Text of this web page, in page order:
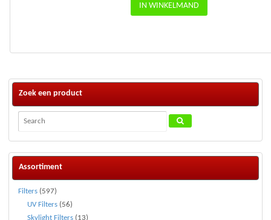
IN WINKELMAND
Zoek een product
Assortiment
Filters (597)
UV Filters (56)
Skylight Filters (13)